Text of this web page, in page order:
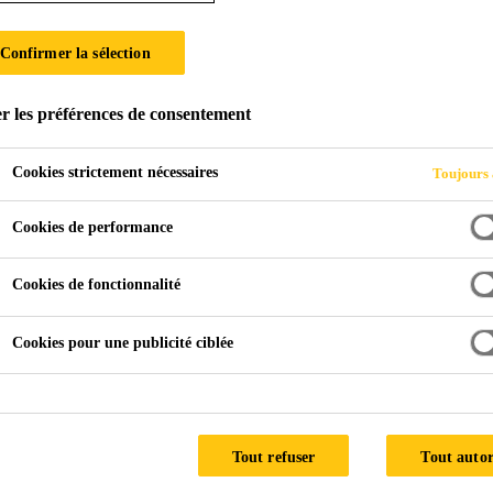
Single Family Home Voralberg
Floor-to-ceiling
glazing look
Window type: Wood with
screen print
Confirmer la sélection
les préférences de consentement
Cookies strictement nécessaires Toujours
Cookies de performance
Cookies de fonctionnalité
Cookies pour une publicité ciblée
Tout refuser Tout